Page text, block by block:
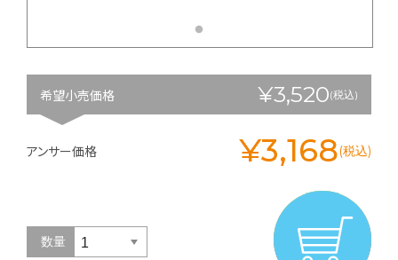
希望小売価格 ¥3,520(税込)
アンサー価格 ¥3,168(税込)
数量